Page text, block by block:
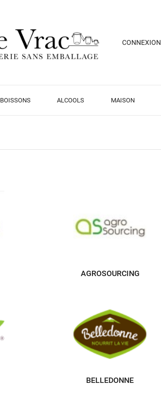
CONNEXION
BOISSONS ALCOOLS MAISON
AGROSOURCING
BELLEDONNE